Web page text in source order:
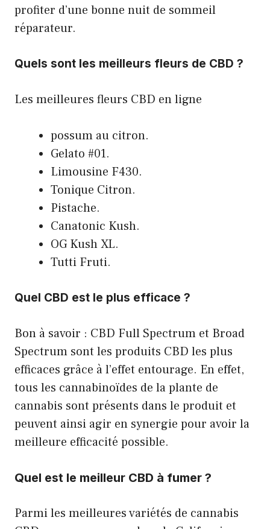
profiter d’une bonne nuit de sommeil
réparateur.
Quels sont les meilleurs fleurs de CBD ?
Les meilleures fleurs CBD en ligne
possum au citron.
Gelato #01.
Limousine F430.
Tonique Citron.
Pistache.
Canatonic Kush.
OG Kush XL.
Tutti Fruti.
Quel CBD est le plus efficace ?
Bon à savoir : CBD Full Spectrum et Broad
Spectrum sont les produits CBD les plus
efficaces grâce à l’effet entourage. En effet,
tous les cannabinoïdes de la plante de
cannabis sont présents dans le produit et
peuvent ainsi agir en synergie pour avoir la
meilleure efficacité possible.
Quel est le meilleur CBD à fumer ?
Parmi les meilleures variétés de cannabis